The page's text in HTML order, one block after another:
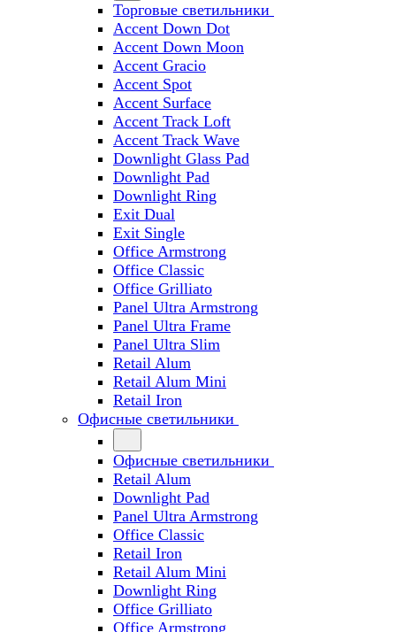
Торговые светильники
Accent Down Dot
Accent Down Moon
Accent Gracio
Accent Spot
Accent Surface
Accent Track Loft
Accent Track Wave
Downlight Glass Pad
Downlight Pad
Downlight Ring
Exit Dual
Exit Single
Office Armstrong
Office Classic
Office Grilliato
Panel Ultra Armstrong
Panel Ultra Frame
Panel Ultra Slim
Retail Alum
Retail Alum Mini
Retail Iron
Офисные светильники
Офисные светильники
Retail Alum
Downlight Pad
Panel Ultra Armstrong
Office Classic
Retail Iron
Retail Alum Mini
Downlight Ring
Office Grilliato
Office Armstrong